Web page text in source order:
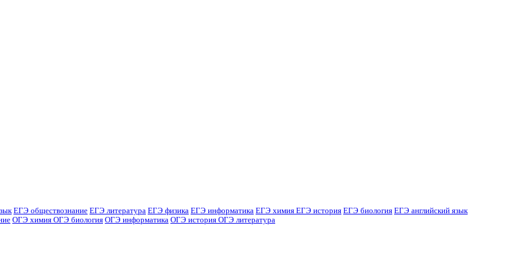
ЕГЭ обществознание ЕГЭ литература ЕГЭ физика ЕГЭ информатика ЕГЭ химия ЕГЭ история ЕГЭ биология ЕГЭ английский язык
ОГЭ химия ОГЭ биология ОГЭ информатика ОГЭ история ОГЭ литература